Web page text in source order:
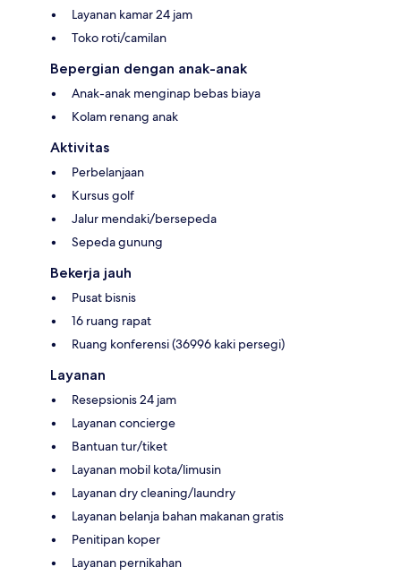
Layanan kamar 24 jam
Toko roti/camilan
Bepergian dengan anak-anak
Anak-anak menginap bebas biaya
Kolam renang anak
Aktivitas
Perbelanjaan
Kursus golf
Jalur mendaki/bersepeda
Sepeda gunung
Bekerja jauh
Pusat bisnis
16 ruang rapat
Ruang konferensi (36996 kaki persegi)
Layanan
Resepsionis 24 jam
Layanan concierge
Bantuan tur/tiket
Layanan mobil kota/limusin
Layanan dry cleaning/laundry
Layanan belanja bahan makanan gratis
Penitipan koper
Layanan pernikahan